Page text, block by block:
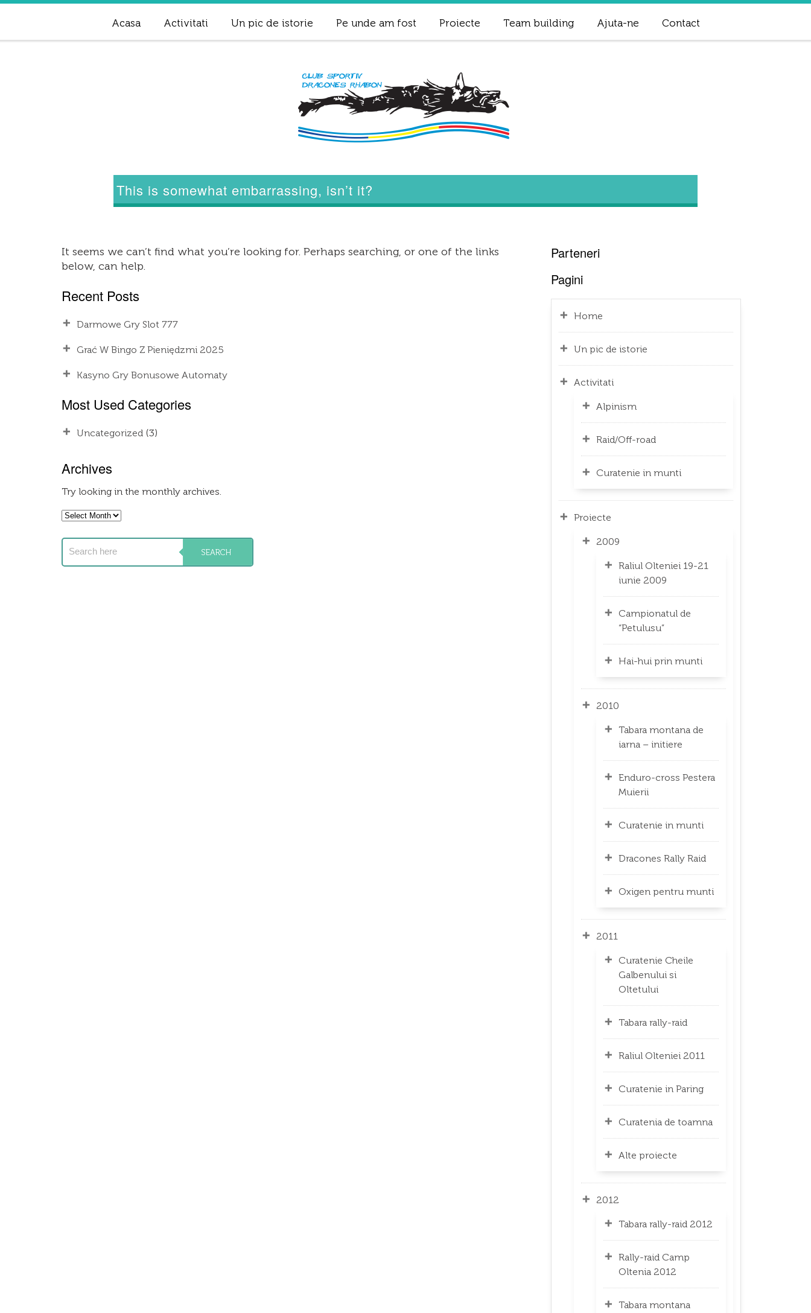
Acasa Activitati Un pic de istorie Pe unde am fost Proiecte Team building Ajuta-ne Contact
This is somewhat embarrassing, isn’t it?
It seems we can’t find what you’re looking for. Perhaps searching, or one of the links
below, can help.
Recent Posts
Darmowe Gry Slot 777
Grać W Bingo Z Pieniędzmi 2025
Kasyno Gry Bonusowe Automaty
Most Used Categories
Uncategorized (3)
Archives
Try looking in the monthly archives.
Archives
Parteneri
Pagini
Home
Un pic de istorie
Activitati
Alpinism
Raid/Off-road
Curatenie in munti
Proiecte
2009
Raliul Olteniei 19-21
iunie 2009
Campionatul de
“Petulusu”
Hai-hui prin munti
2010
Tabara montana de
iarna – initiere
Enduro-cross Pestera
Muierii
Curatenie in munti
Dracones Rally Raid
Oxigen pentru munti
2011
Curatenie Cheile
Galbenului si
Oltetului
Tabara rally-raid
Raliul Olteniei 2011
Curatenie in Paring
Curatenia de toamna
Alte proiecte
2012
Tabara rally-raid 2012
Rally-raid Camp
Oltenia 2012
Tabara montana